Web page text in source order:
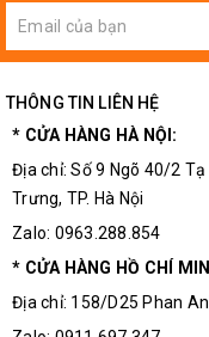
THÔNG TIN LIÊN HỆ
* CỬA HÀNG HÀ NỘI:
Địa chỉ: Số 9 Ngõ 40/2 Tạ
Trưng, TP. Hà Nội
Zalo: 0963.288.854
* CỬA HÀNG HỒ CHÍ
Địa chỉ: 158/D25 Phan